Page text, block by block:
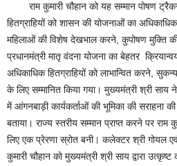
राम कुमारी चौहान को यह सम्मान पोषण
हितग्राहियों को शासन की योजनाओं का
महिलाओं की विशेष देखभाल करने, कुपोषण मुक्ति की
प्रधानमंत्री मातृ वंदना योजना का बेहतर
अधिकाधिक हितग्राहियों को लाभान्वित करने,
के लिए सम्मानित किया गया। मुख्यमंत्री श्री
में आंगनबाड़ी कार्यकर्ताओं की भूमिका की सराहना
बताया। राज्य स्तरीय सम्मान प्राप्त करने पर
लिए एक प्रेरणा स्रोत बनी। कलेक्टर श्री गोयल
कुमारी चौहान को मुख्यमंत्री श्री साय द्वारा